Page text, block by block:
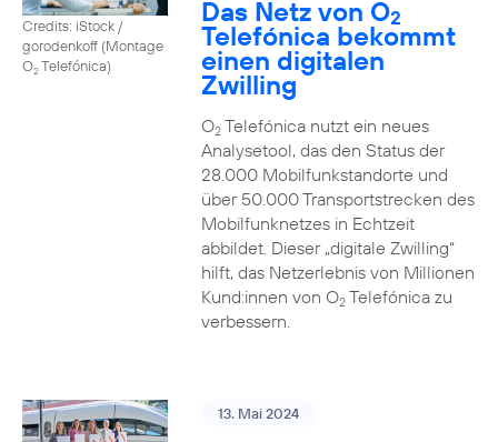
Credits: iStock /
gorodenkoff (Montage
O2Telefónica)
Das Netz von O2
Telefónica bekommt
einen digitalen
Zwilling
O2Telefónica nutzt ein neues
Analysetool, das den Status der
28.000 Mobilfunkstandorte und
über 50.000 Transportstrecken des
Mobilfunknetzes in Echtzeit
abbildet. Dieser „digitale Zwilling“
hilft, das Netzerlebnis von Millionen
Kund:innen von O2Telefónica zu
verbessern.
13. Mai 2024